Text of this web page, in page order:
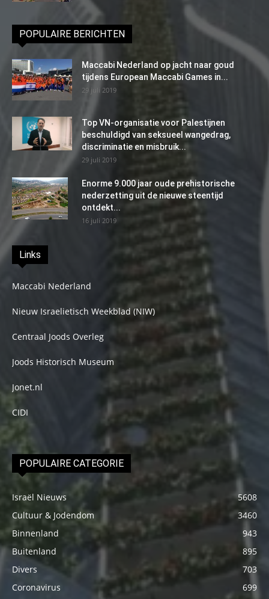
POPULAIRE BERICHTEN
Maccabi Nederland op jacht naar goud
tijdens European Maccabi Games in...
29 juli 2019
Top VN-organisatie voor Palestijnen
beschuldigd van seksueel wangedrag,
discriminatie en misbruik...
29 juli 2019
Enorme 9.000 jaar oude prehistorische
nederzetting uit de nieuwe steentijd
ontdekt...
16 juli 2019
Links
Maccabi Nederland
Nieuw Israelietisch Weekblad (NIW)
Centraal Joods Overleg
Joods Historisch Museum
Jonet.nl
CIDI
POPULAIRE CATEGORIE
Israël Nieuws
5608
Cultuur & Jodendom
3460
Binnenland
943
Buitenland
895
Divers
703
Coronavirus
699